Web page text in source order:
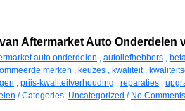
Aftermarket Auto Onderdelen
auto onderdelen , autoliefhebbers ,
merken , keuzes , kwaliteit,
, prijs-kwaliteitverhouding , reparaties ,
/ Categories: Uncategorized / No